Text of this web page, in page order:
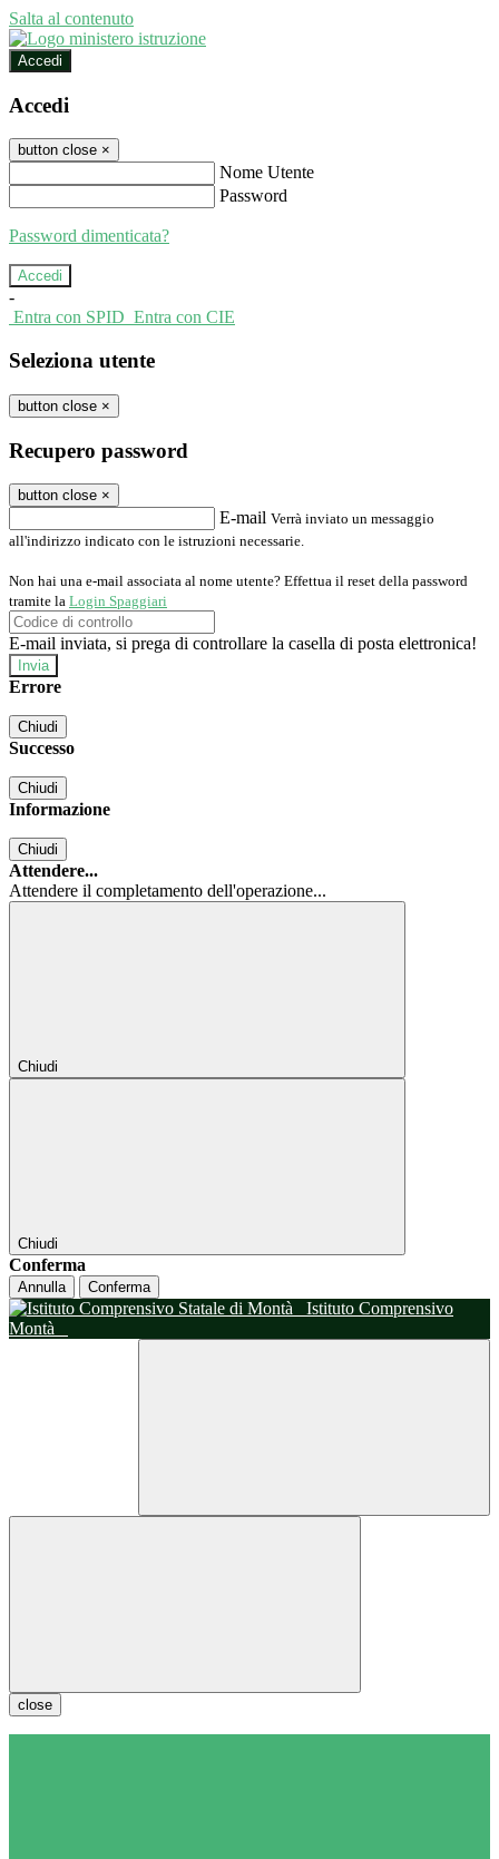
Salta al contenuto
Accedi
Accedi
button close ×
Nome Utente
Password
Password dimenticata?
-
Entra con SPID Entra con CIE
Seleziona utente
button close ×
Recupero password
button close ×
E-mail Verrà inviato un messaggio
all'indirizzo indicato con le istruzioni necessarie.
Non hai una e-mail associata al nome utente? Effettua il reset della password
tramite la Login Spaggiari
E-mail inviata, si prega di controllare la casella di posta elettronica!
Errore
Chiudi
Successo
Chiudi
Informazione
Chiudi
Attendere...
Attendere il completamento dell'operazione...
Chiudi
Chiudi
Conferma
Annulla Conferma
Istituto Comprensivo
Montà
close